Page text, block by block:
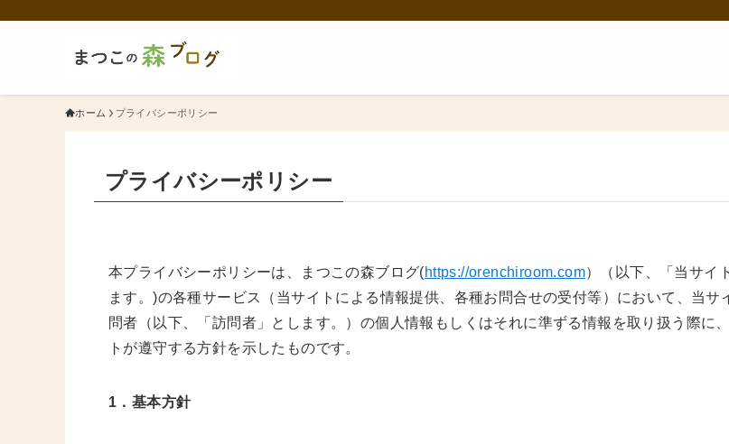
ホーム プライバシーポリシー
プライバシーポリシー
本プライバシーポリシーは、まつこの森ブログ(https://orenchiroom.com）（以下、「当サイ
ます。)の各種サービス（当サイトによる情報提供、各種お問合せの受付等）において、当サ
問者（以下、「訪問者」とします。）の個人情報もしくはそれに準ずる情報を取り扱う際に
トが遵守する方針を示したものです。
1．基本方針